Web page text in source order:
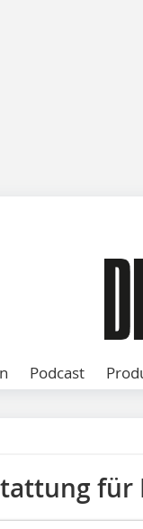
Podcast
für